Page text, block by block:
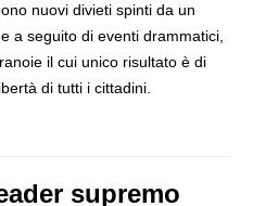
nuovi divieti spinti da un
a seguito di eventi drammatici,
il cui unico risultato è di
di tutti i cittadini.
supremo